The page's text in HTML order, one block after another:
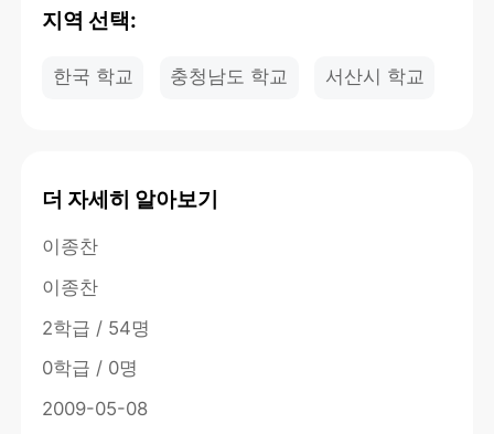
지역 선택:
한국 학교 충청남도 학교 서산시 학교
더 자세히 알아보기
이종찬
이종찬
2학급 / 54명
0학급 / 0명
2009-05-08